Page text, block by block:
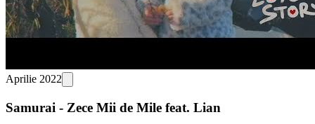
Aprilie 2022
Samurai - Zece Mii de Mile feat. Lian